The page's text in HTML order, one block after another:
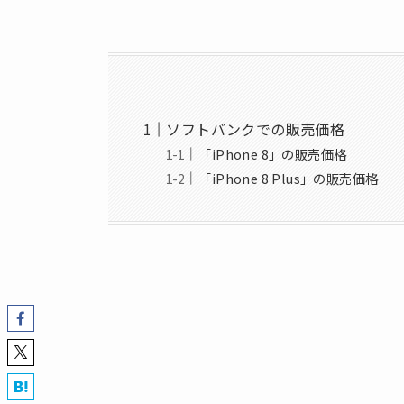
ソフトバンクでの販売価格
「iPhone 8」の販売価格
「iPhone 8 Plus」の販売価格